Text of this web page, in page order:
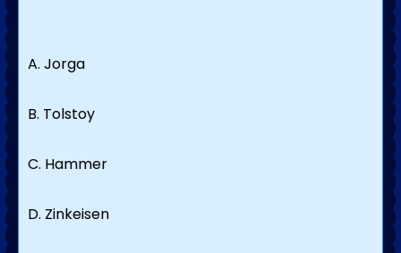
A. Jorga
B. Tolstoy
C. Hammer
D. Zinkeisen